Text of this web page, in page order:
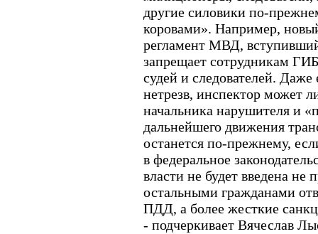
другие силовики по-
коровами». Например,
регламент МВД,
запрещает сотрудникам
судей и следователей. Даже
нетрезв, инспектор может
начальника нарушителя и
дальнейшего движения
останется по-прежнему,
в федеральное
власти не будет введена не
остальными гражданами
ПДД, а более жесткие
- подчеркивает Вячеслав